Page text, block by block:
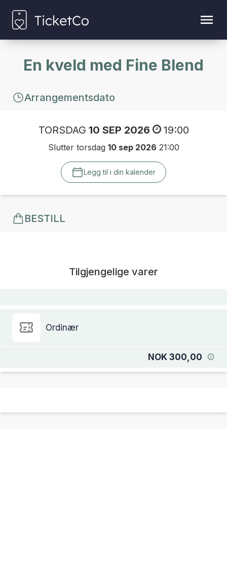
En kveld med Fine Blend
Arrangementsdato
TORSDAG 10 SEP 2026 19:00
Slutter torsdag 10 sep 2026 21:00
Legg til i din kalender
BESTILL
Tilgjengelige varer
Ordinær
NOK 300,00